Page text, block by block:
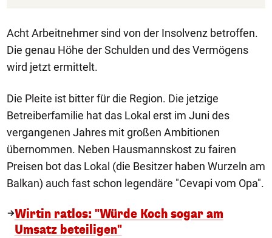
Acht Arbeitnehmer sind von der Insolvenz betroffen.
Die genau Höhe der Schulden und des Vermögens
wird jetzt ermittelt.
Die Pleite ist bitter für die Region. Die jetzige
Betreiberfamilie hat das Lokal erst im Juni des
vergangenen Jahres mit großen Ambitionen
übernommen. Neben Hausmannskost zu fairen
Preisen bot das Lokal (die Besitzer haben Wurzeln am
Balkan) auch fast schon legendäre "Cevapi vom Opa".
Wirtin ratlos: "Würde Koch sogar am
Umsatz beteiligen"